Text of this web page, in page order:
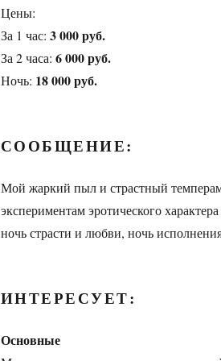
Цены:
За 1 час: 3 000 руб.
За 2 часа: 6 000 руб.
Ночь: 18 000 руб.
СООБЩЕНИЕ:
Мой жаркий пыл и страстный
экспериментам эротического
ночь страсти и любви, ночь
ИНТЕРЕСУЕТ:
Основные